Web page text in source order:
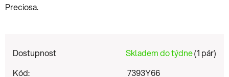
Preciosa.
Dostupnost Skladem do týdne(1 pár)
Kód:
7393Y66